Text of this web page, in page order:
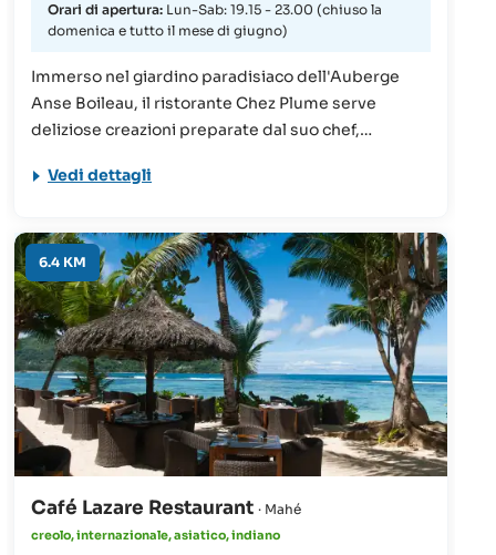
Orari di apertura: Lun-Sab: 19.15 - 23.00 (chiuso la
domenica e tutto il mese di giugno)
Immerso nel giardino paradisiaco dell'Auberge
Anse Boileau, il ristorante Chez Plume serve
deliziose creazioni preparate dal suo chef,
attività dal 1986 ed è una tappa obbligata per ogni
pesce spada affumicato o il filetto di pesce con
salsa al frutto della passione. Inoltre, è considerato
uno dei migliori dell'isola!
Vedi dettagli
6.4 KM
Café Lazare Restaurant · Mahé
creolo, internazionale, asiatico, indiano